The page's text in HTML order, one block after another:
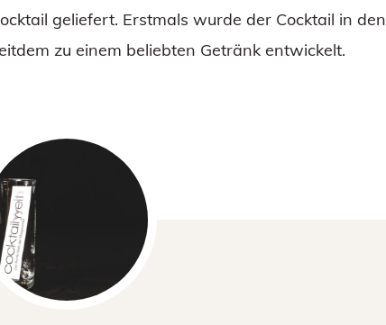
geliefert. Erstmals wurde der Cocktail in den
zu einem beliebten Getränk entwickelt.